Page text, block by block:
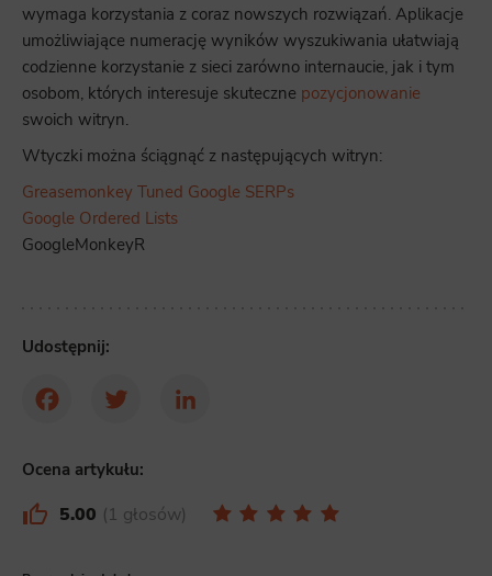
wymaga korzystania z coraz nowszych rozwiązań. Aplikacje
umożliwiające numerację wyników wyszukiwania ułatwiają
codzienne korzystanie z sieci zarówno internaucie, jak i tym
osobom, których interesuje skuteczne pozycjonowanie
swoich witryn.
Wtyczki można ściągnąć z następujących witryn:
Greasemonkey Tuned Google SERPs
Google Ordered Lists
GoogleMonkeyR
Udostępnij:
FacebookTwitter LinkedIn
Ocena artykułu:
5.00 1 głosów